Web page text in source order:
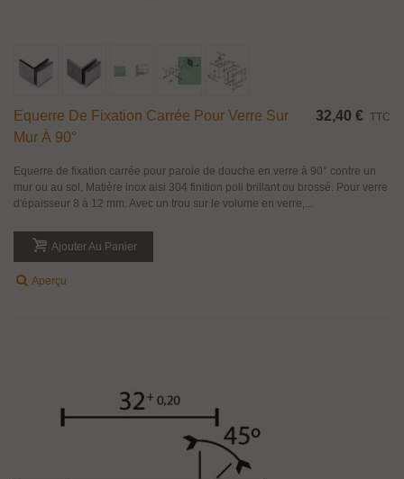
Equerre De Fixation Carrée Pour Verre Sur
Mur À 90°
32,40 € TTC
Equerre de fixation carrée pour paroie de douche en verre à 90° contre un
mur ou au sol. Matière inox aisi 304 finition poli brillant ou brossé. Pour verre
d'épaisseur 8 à 12 mm. Avec un trou sur le volume en verre,...
Ajouter Au Panier
Aperçu